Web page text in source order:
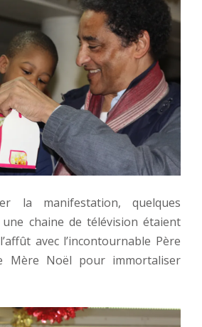
la manifestation, quelques
chaine de télévision étaient
avec l’incontournable Père
Mère Noël pour immortaliser